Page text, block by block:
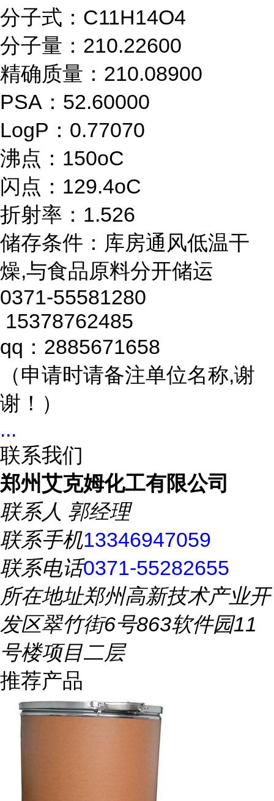
分子式：C11H14O4
分子量：210.22600
精确质量：210.08900
PSA：52.60000
LogP：0.77070
沸点：150oC
闪点：129.4oC
折射率：1.526
储存条件：库房通风低温干
燥,与食品原料分开储运
0371-55581280
15378762485
qq：2885671658
（申请时请备注单位名称,谢
谢！）
...
联系我们
郑州艾克姆化工有限公司
联系人 郭经理
联系手机13346947059
联系电话0371-55282655
所在地址郑州高新技术产业开
发区翠竹街6号863软件园11
号楼项目二层
推荐产品